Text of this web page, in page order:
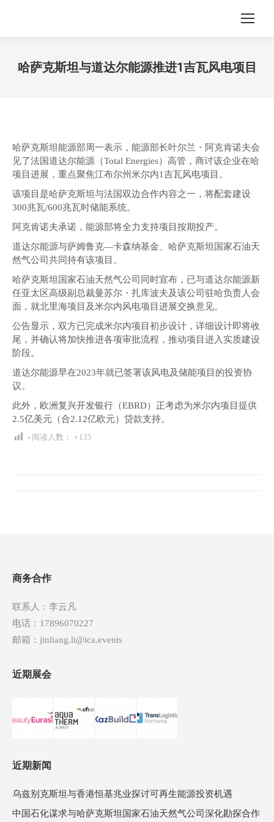
哈萨克斯坦与道达尔能源推进1吉瓦风电项目
哈萨克斯坦能源部周一表示，能源部长叶尔兰・阿克肯诺夫会
见了法国道达尔能源（Total Energies）高管，商讨该企业在哈
项目进展，重点聚焦江布尔州米尔内1吉瓦风电项目。
该项目是哈萨克斯坦与法国双边合作内容之一，将配套建设
300兆瓦/600兆瓦时储能系统。
阿克肯诺夫承诺，能源部将全力支持项目按期投产。
道达尔能源与萨姆鲁克—卡森纳基金、哈萨克斯坦国家石油天
然气公司共同持有该项目。
哈萨克斯坦国家石油天然气公司同时宣布，已与道达尔能源新
任亚太区高级副总裁曼苏尔・扎库波夫及该公司驻哈负责人会
面，就北里海项目及米尔内风电项目进展交换意见。
公告显示，双方已完成米尔内项目初步设计，详细设计即将收
尾，并确认将加快推进各项审批流程，推动项目进入实质建设
阶段。
道达尔能源早在2023年就已签署该风电及储能项目的投资协
议。
此外，欧洲复兴开发银行（EBRD）正考虑为米尔内项目提供
2.5亿美元（合2.12亿欧元）贷款支持。
阅读人数： 135
航
商务合作
联系人：李云凡
电话：17896070227
邮箱：jinliang.li@ica.events
近期展会
近期新闻
乌兹别克斯坦与香港恒基兆业探讨可再生能源投资机遇
中国石化谋求与哈萨克斯坦国家石油天然气公司深化勘探合作